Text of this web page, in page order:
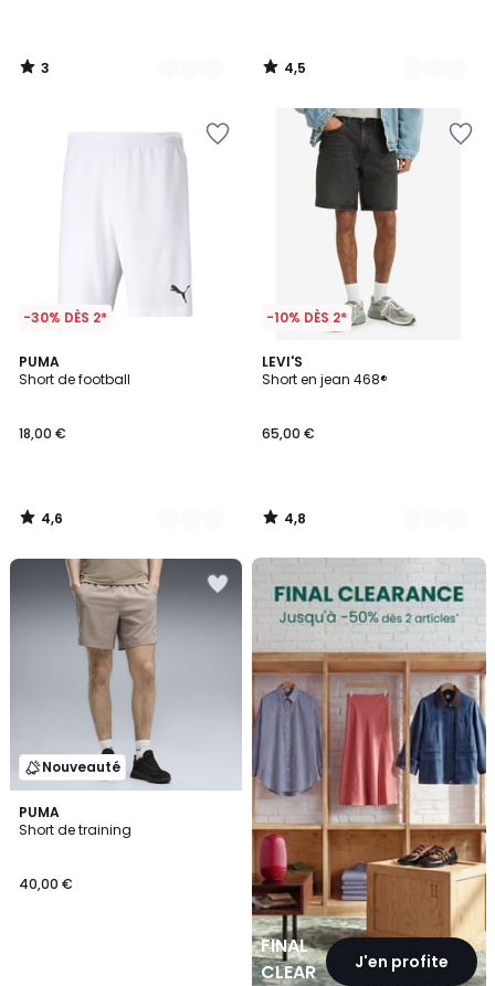
3
/
4,5
/
-30% DÈS 2*
PUMA
Short de football
18,00 €
4,6
/ 5
5
Couleurs
4,6
/
-10% DÈS 2*
LEVI'S
Short en jean 468®
65,00 €
4,8
/ 5
3
Couleurs
4,8
/
Nouveauté
PUMA
Short de training
40,00 €
FINAL
CLEARANCEJ'en profite
FINAL
CLEARANCE